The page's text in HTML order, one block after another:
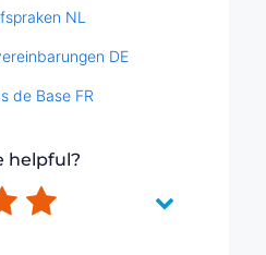
NL
DE
de Base FR
helpful?